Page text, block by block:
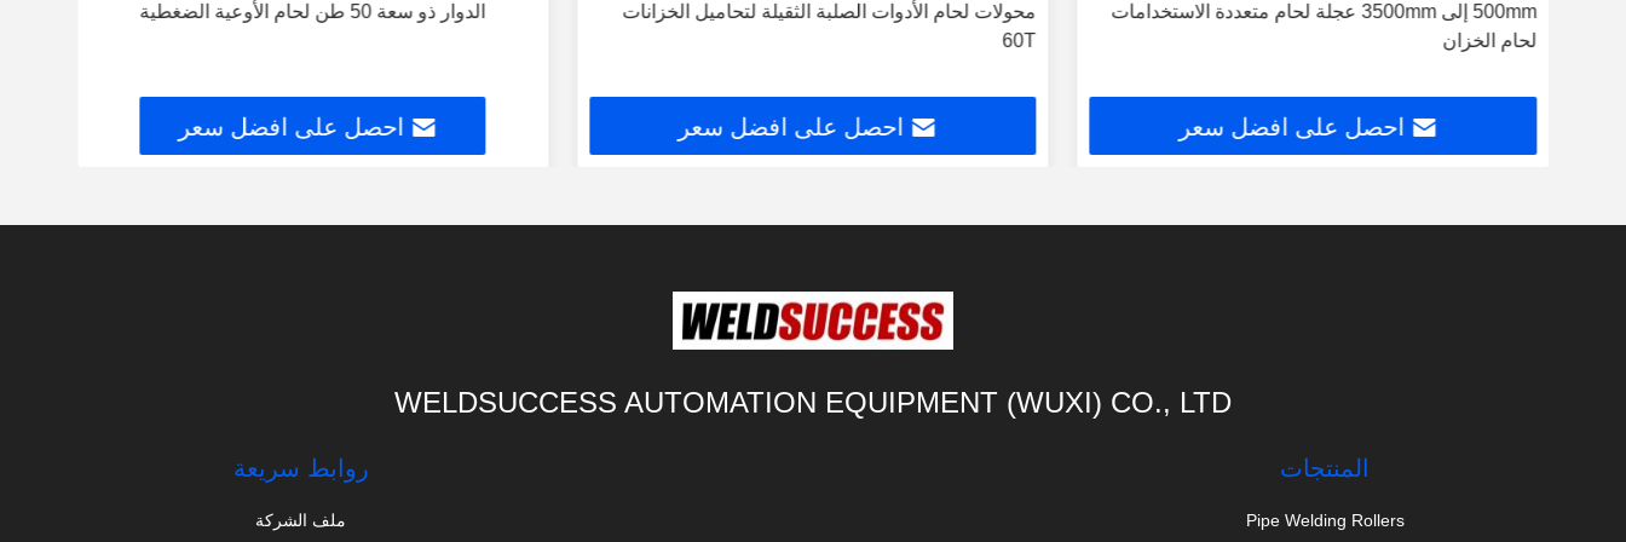
500mm إلى 3500mm عجلة لحام متعددة الاستخدامات
لحام الخزان
احصل على افضل سعر
محولات لحام الأدوات الصلبة الثقيلة لتحاميل الخزانات
60T
احصل على افضل سعر
الدوار ذو سعة 50 طن لحام الأوعية الضغطية
احصل على افضل سعر
WELDSUCCESS AUTOMATION EQUIPMENT (WUXI) CO., LTD
المنتجات
Pipe Welding Rollers
روابط سريعة
ملف الشركة